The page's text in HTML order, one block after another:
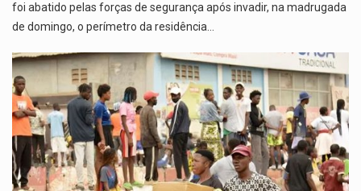
foi abatido pelas forças de segurança após invadir, na madrugada
de domingo, o perímetro da residência…